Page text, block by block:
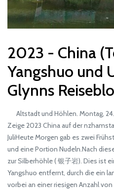
2023 - China
Yangshuo und
Glynns
Altstadt und Höhlen. Montag, 24.
Zeige 2023 China auf der
JuliHeute Morgen gab es zwei
und eine Portion Nudeln.Nach
zur Silberhöhle ( 银子岩). Dies ist
Yangshuo entfernt, durch die ein
vorbei an einer riesigen Anzahl